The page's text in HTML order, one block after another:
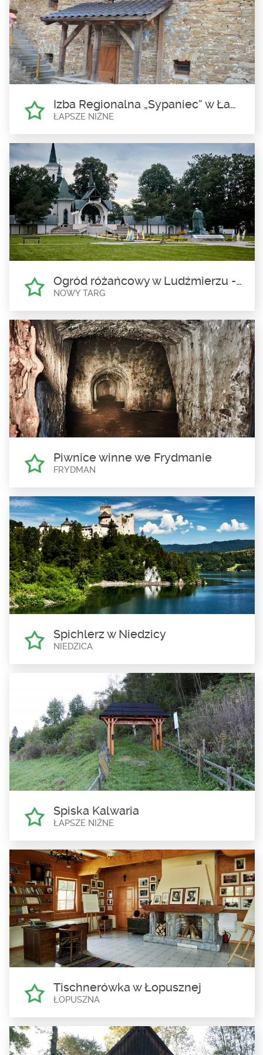
Zamek Dunajec w Niedzicy
Niedzica
Zbudowany ok. 1320 przez Rykolfa Berzewiczego, jako warownia
strzegąca północnej granicy...
Izba Regionalna „Sypaniec” w Łapszach Niżnych
ŁAPSZE NIŻNE
Izba Regionalna „Sypaniec” w
Łapszach Niżnych
Łapsze Niżne
Znajduje się przy kościele św. Kwiryna i stanowi prawdziwy skarb
kultury polskiego Spisza....
Ogród różańcowy w Ludźmierzu - Bazylika Wniebowzięcia NMP w Ludźmierzu
NOWY TARG
Ogród różańcowy w Ludźmierzu
- Bazylika Wniebowzięcia NMP
w Ludźmierzu
Nowy Targ
Ogród powstał przy Bazylice Wniebowzięcia Najświętszej Marii
Panny, jako pamiątka modlitwy...
Piwnice winne we Frydmanie
FRYDMAN
Piwnice winne we Frydmanie
Frydman
Piwnice to zbudowane w roku 1820 przez Andrzeja Horvatha,
dwupoziomowe, podziemne,...
Spichlerz w Niedzicy
NIEDZICA
Spichlerz w Niedzicy
Niedzica
Piętrowy spichlerz z murowaną piwnicą z XVIII w., będący
jedynym tego typu obiektem na całym...
Spiska Kalwaria
ŁAPSZE NIŻNE
Spiska Kalwaria
Łapsze Niżne
Początki Kalwarii sięgają jesieni 2006 r. Wtedy to, w listopadzie,
dzięki zapaleńcom...
Tischnerówka w Łopusznej
ŁOPUSZNA